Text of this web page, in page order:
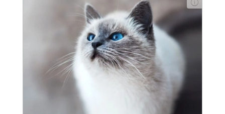
bringen meist rasche Besserung.